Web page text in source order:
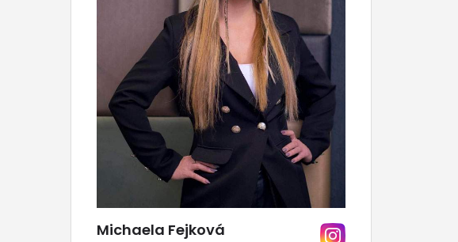
Michaela Fejková